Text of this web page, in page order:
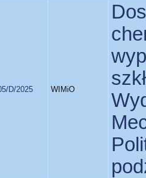
D/2025 WIMiO